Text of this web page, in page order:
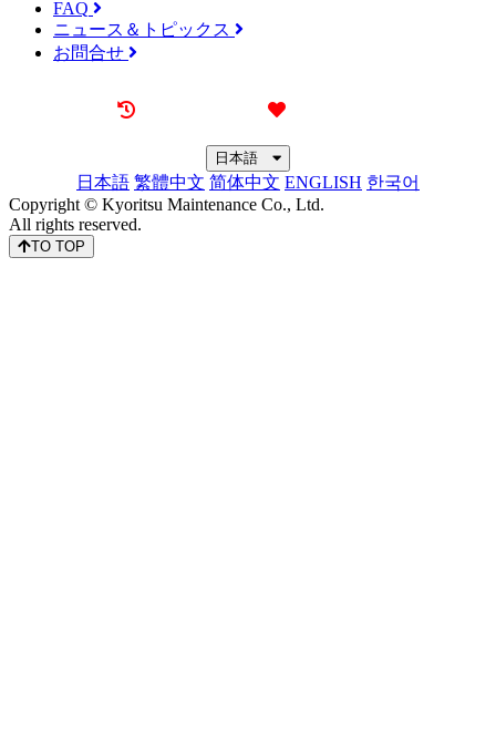
FAQ
ニュース＆トピックス
お問合せ
日本語
日本語 繁體中文 简体中文 ENGLISH 한국어
Copyright © Kyoritsu Maintenance Co., Ltd.
All rights reserved.
TO TOP